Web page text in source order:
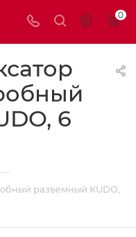
0
6
—
разъёмный KUDO,